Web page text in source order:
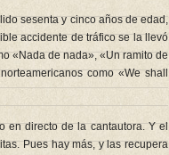
sesenta y cinco años de edad,
accidente de tráfico se la llevó
«Nada de nada», «Un ramito de
como «We shall
en directo de la cantautora. Y el
Pues hay más, y las recupera